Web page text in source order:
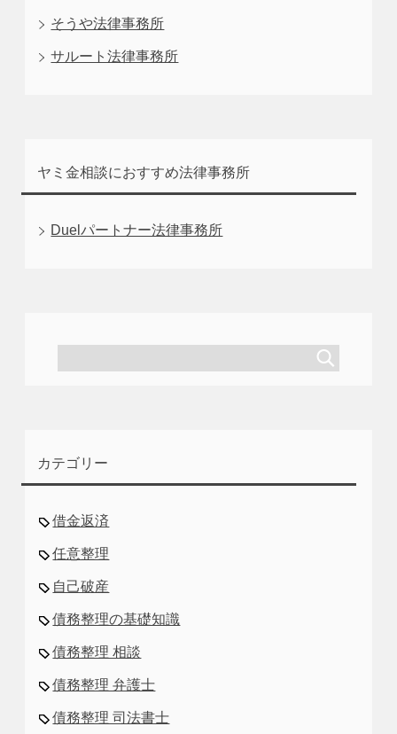
そうや法律事務所
サルート法律事務所
ヤミ金相談におすすめ法律事務所
Duelパートナー法律事務所
カテゴリー
借金返済
任意整理
自己破産
債務整理の基礎知識
債務整理 相談
債務整理 弁護士
債務整理 司法書士